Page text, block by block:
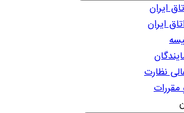
ایران
ایران
نظارت
مقررات